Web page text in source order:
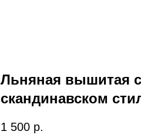
Льняная вышитая
скандинавском
1 500 р.